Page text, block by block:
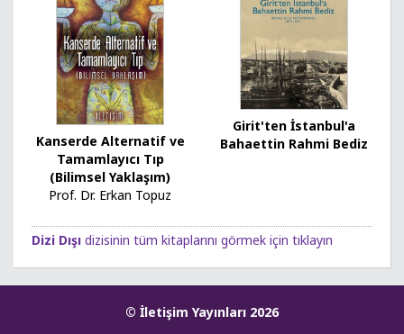
Kanserde Alternatif ve
Tamamlayıcı Tıp
(Bilimsel Yaklaşım)
Prof. Dr. Erkan Topuz
Girit'ten İstanbul'a
Bahaettin Rahmi Bediz
Dizi Dışı dizisinin tüm kitaplarını görmek için tıklayın
© İletişim Yayınları 2026